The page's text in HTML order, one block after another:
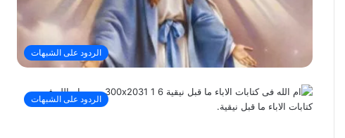
الردود على الشبهات
الردود على الشبهات